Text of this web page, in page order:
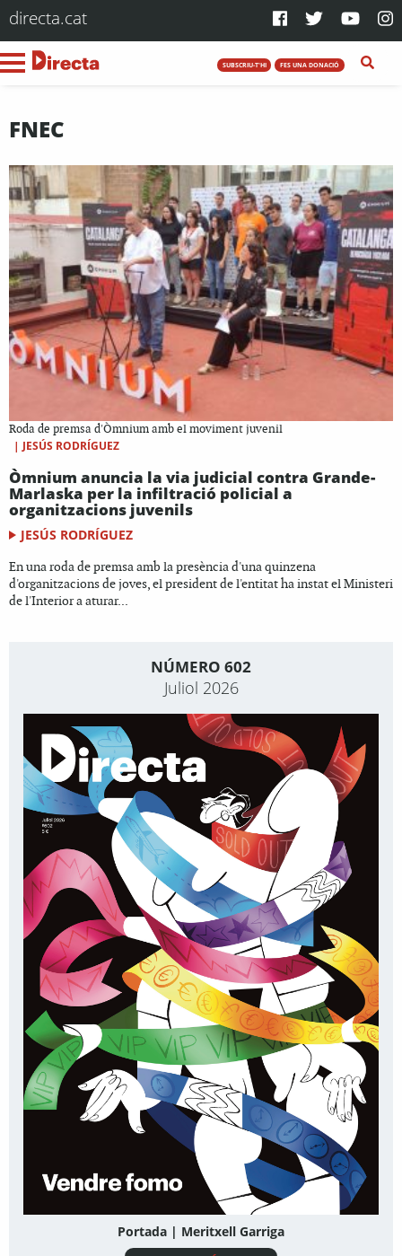
directa.cat
SUBSCRIU-T'HI FES UNA DONACIÓ
FNEC
Roda de premsa d'Òmnium amb el moviment juvenil
| JESÚS RODRÍGUEZ
Òmnium anuncia la via judicial contra Grande-
Marlaska per la infiltració policial a
organitzacions juvenils
JESÚS RODRÍGUEZ
En una roda de premsa amb la presència d'una quinzena
d'organitzacions de joves, el president de l'entitat ha instat el Ministeri
de l'Interior a aturar...
NÚMERO 602
Juliol 2026
Portada | Meritxell Garriga